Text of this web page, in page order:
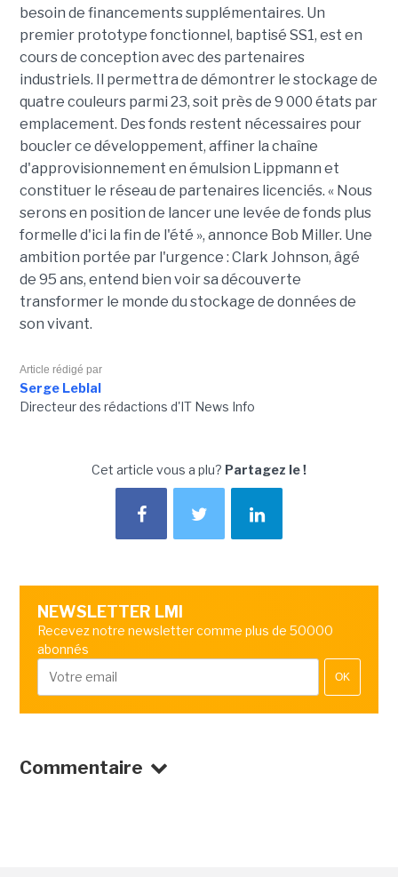
besoin de financements supplémentaires. Un
premier prototype fonctionnel, baptisé SS1, est en
cours de conception avec des partenaires
industriels. Il permettra de démontrer le stockage de
quatre couleurs parmi 23, soit près de 9 000 états par
emplacement. Des fonds restent nécessaires pour
boucler ce développement, affiner la chaîne
d'approvisionnement en émulsion Lippmann et
constituer le réseau de partenaires licenciés. « Nous
serons en position de lancer une levée de fonds plus
formelle d'ici la fin de l'été », annonce Bob Miller. Une
ambition portée par l'urgence : Clark Johnson, âgé
de 95 ans, entend bien voir sa découverte
transformer le monde du stockage de données de
son vivant.
Article rédigé par
Serge Leblal
Directeur des rédactions d'IT News Info
Cet article vous a plu? Partagez le !
NEWSLETTER LMI
Recevez notre newsletter comme plus de 50000
abonnés
OK
Commentaire